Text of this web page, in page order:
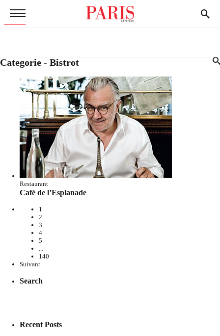
Categorie - Bistrot
Restaurant
Café de l’Esplanade
1
2
3
4
5
140
Suivant
Search
Recent Posts